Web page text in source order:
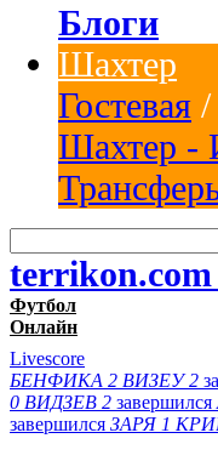
Блоги
Шахтер
Гостевая /
Шахтер -
Футбол
Онлайн
Livescore
БЕНФИКА 2 ВИЗЕУ 2
0 ВИДЗЕВ 2 завершился
завершился ЗАРЯ 1